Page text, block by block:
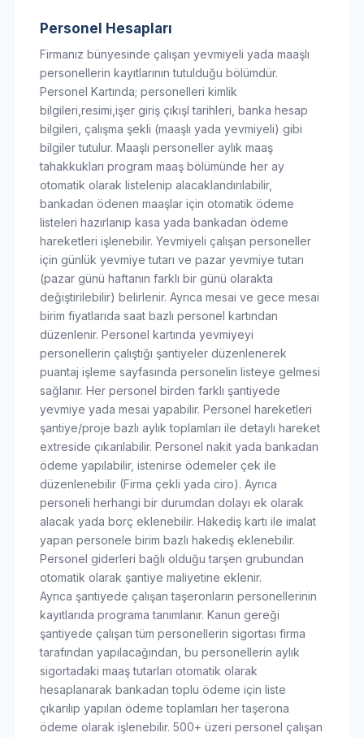
Personel Hesapları
Firmanız bünyesinde çalışan yevmiyeli yada maaşlı
personellerin kayıtlarının tutulduğu bölümdür.
Personel Kartında; personelleri kimlik
bilgileri,resimi,işer giriş çıkışl tarihleri, banka hesap
bilgileri, çalışma şekli (maaşlı yada yevmiyeli) gibi
bilgiler tutulur. Maaşlı personeller aylık maaş
tahakkukları program maaş bölümünde her ay
otomatik olarak listelenip alacaklandırılabilir,
bankadan ödenen maaşlar için otomatik ödeme
listeleri hazırlanıp kasa yada bankadan ödeme
hareketleri işlenebilir. Yevmiyeli çalışan personeller
için günlük yevmiye tutarı ve pazar yevmiye tutarı
(pazar günü haftanın farklı bir günü olarakta
değiştirilebilir) belirlenir. Ayrıca mesai ve gece mesai
birim fiyatlarıda saat bazlı personel kartından
düzenlenir. Personel kartında yevmiyeyi
personellerin çalıştığı şantiyeler düzenlenerek
puantaj işleme sayfasında personelin listeye gelmesi
sağlanır. Her personel birden farklı şantiyede
yevmiye yada mesai yapabilir. Personel hareketleri
şantiye/proje bazlı aylık toplamları ile detaylı hareket
extreside çıkarılabilir. Personel nakit yada bankadan
ödeme yapılabilir, istenirse ödemeler çek ile
düzenlenebilir (Firma çekli yada ciro). Ayrıca
personeli herhangi bir durumdan dolayı ek olarak
alacak yada borç eklenebilir. Hakediş kartı ile imalat
yapan personele birim bazlı hakediş eklenebilir.
Personel giderleri bağlı olduğu tarşen grubundan
otomatik olarak şantiye maliyetine eklenir.
Ayrıca şantiyede çalışan taşeronların personellerinin
kayıtlarıda programa tanımlanır. Kanun gereği
şantiyede çalışan tüm personellerin sigortası firma
tarafından yapılacağından, bu personellerin aylık
sigortadaki maaş tutarları otomatik olarak
hesaplanarak bankadan toplu ödeme için liste
çıkarılıp yapılan ödeme toplamları her taşerona
ödeme olarak işlenebilir. 500+ üzeri personel çalışan